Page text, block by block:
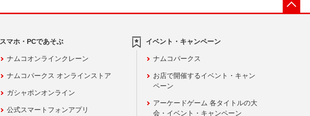
スマホ・PCであそぶ
ナムコオンラインクレーン
ナムコパークス オンラインストア
ガシャポンオンライン
公式スマートフォンアプリ
イベント・キャンペーン
ナムコパークス
お店で開催するイベント・キャン
ペーン
アーケードゲーム 各タイトルの大
会・イベント・キャンペーン